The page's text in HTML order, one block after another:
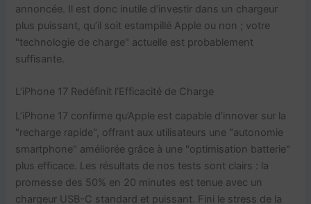
annoncée. Il est donc inutile d’investir dans un chargeur
plus puissant, qu’il soit estampillé Apple ou non ; votre
"technologie de charge" actuelle est probablement
suffisante.
L’iPhone 17 Redéfinit l’Efficacité de Charge
L’iPhone 17 confirme qu’Apple est capable d’innover sur la
"recharge rapide", offrant aux utilisateurs une "autonomie
smartphone" améliorée grâce à une "optimisation batterie"
plus efficace. Les résultats de nos tests sont clairs : la
promesse des 50% en 20 minutes est tenue avec un
chargeur USB-C standard et puissant. Fini le stress de la